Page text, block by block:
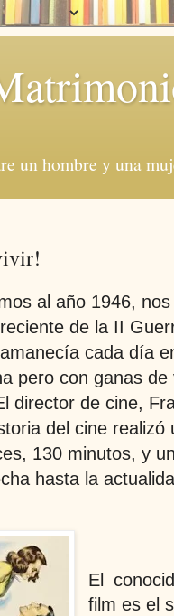
un hombre y una
al año 1946,
de la II
cada día
pero con ganas
director de cine,
del cine
130 minutos, y
hasta la
El
film es el